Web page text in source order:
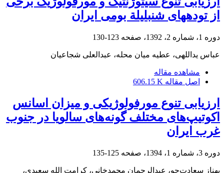
از توده‏های شنبلیلة بومی ایران
دوره 1، شماره 2، 1392، صفحه 123-130
عباس یداللهی، عطیه میان ‏محله، عبدالعلی شجاعیان
مشاهده مقاله
اصل مقاله 606.15 K
ارزیابی تنوع مورفولوژیکی و میزان اسانس
اکوتیپ‌های مختلف گونه‌های سالویا در جنوب
غرب ایران
دوره 3، شماره 1، 1394، صفحه 125-135
بهناز سعادت‌جو، عبدالرحمان محمدخانی، کرامت الله سعیدی،